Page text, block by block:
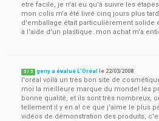
etre facile, je n'ai eu qu'à suivre les
mon colis m'a été livré cinq jours plus
d'emballage était particulièrement solide
à l'aide d'un plastique. mon achat m'a
5 / 5 geny a évalué L'Oréal le 22/03/2008
l'oréal voilà un très bon site de
moi la meilleure marque du monde! les
bonne qualité, et ils sont très nombreux,
tellement il y en a! ce que j'aime le plus
vidéos de démonstration des produits,